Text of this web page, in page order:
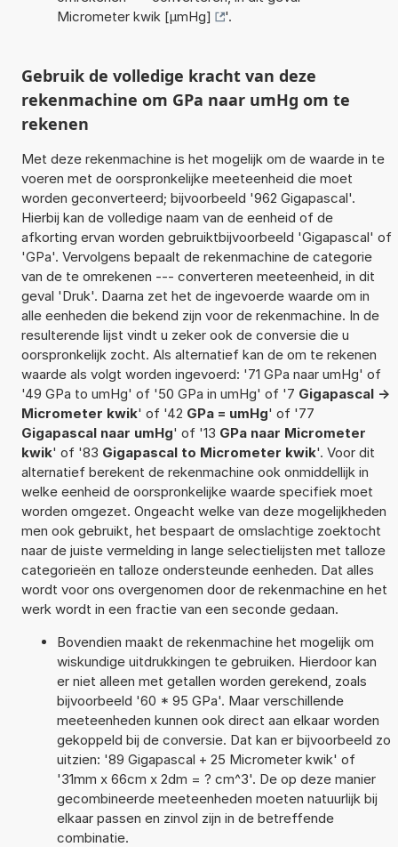
Micrometer kwik [µmHg]
'.
Gebruik de volledige kracht van deze
rekenmachine om GPa naar umHg om te
rekenen
Met deze rekenmachine is het mogelijk om de waarde in te
voeren met de oorspronkelijke meeteenheid die moet
worden geconverteerd; bijvoorbeeld '962 Gigapascal'.
Hierbij kan de volledige naam van de eenheid of de
afkorting ervan worden gebruiktbijvoorbeeld 'Gigapascal' of
'GPa'. Vervolgens bepaalt de rekenmachine de categorie
van de te omrekenen --- converteren meeteenheid, in dit
geval 'Druk'. Daarna zet het de ingevoerde waarde om in
alle eenheden die bekend zijn voor de rekenmachine. In de
resulterende lijst vindt u zeker ook de conversie die u
oorspronkelijk zocht. Als alternatief kan de om te rekenen
waarde als volgt worden ingevoerd: '71 GPa naar umHg' of
'49 GPa to umHg' of '50 GPa in umHg' of '7 Gigapascal ->
Micrometer kwik' of '42 GPa = umHg' of '77
Gigapascal naar umHg' of '13 GPa naar Micrometer
kwik' of '83 Gigapascal to Micrometer kwik'. Voor dit
alternatief berekent de rekenmachine ook onmiddellijk in
welke eenheid de oorspronkelijke waarde specifiek moet
worden omgezet. Ongeacht welke van deze mogelijkheden
men ook gebruikt, het bespaart de omslachtige zoektocht
naar de juiste vermelding in lange selectielijsten met talloze
categorieën en talloze ondersteunde eenheden. Dat alles
wordt voor ons overgenomen door de rekenmachine en het
werk wordt in een fractie van een seconde gedaan.
Bovendien maakt de rekenmachine het mogelijk om
wiskundige uitdrukkingen te gebruiken. Hierdoor kan
er niet alleen met getallen worden gerekend, zoals
bijvoorbeeld '60 * 95 GPa'. Maar verschillende
meeteenheden kunnen ook direct aan elkaar worden
gekoppeld bij de conversie. Dat kan er bijvoorbeeld zo
uitzien: '89 Gigapascal + 25 Micrometer kwik' of
'31mm x 66cm x 2dm = ? cm^3'. De op deze manier
gecombineerde meeteenheden moeten natuurlijk bij
elkaar passen en zinvol zijn in de betreffende
combinatie.